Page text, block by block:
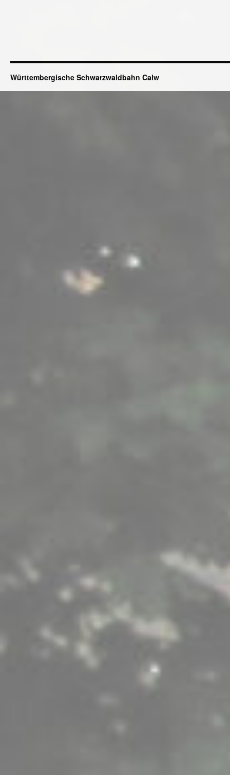
Württembergische Schwarzwaldbahn Calw